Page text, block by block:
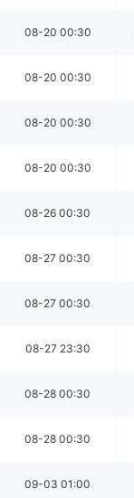
08-20 00:30
08-20 00:30
08-20 00:30
08-20 00:30
08-26 00:30
08-27 00:30
08-27 00:30
08-27 23:30
08-28 00:30
08-28 00:30
09-03 01:00